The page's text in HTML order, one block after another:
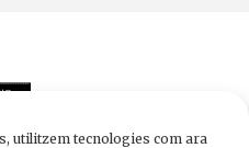
utilitzem tecnologies com ara